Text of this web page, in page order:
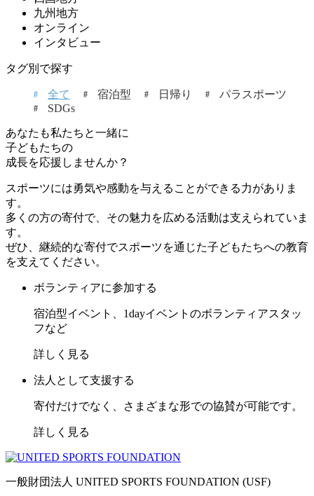
九州地方
オンライン
インタビュー
タグ別で探す
全て 宿泊型 日帰り
パラスポーツ
SDGs
あなたも私たちと一緒に
子どもたちの
成長を応援しませんか？
スポーツには勇気や感動を与えることができる力がありま
す。
多くの方の寄付で、その魅力を広める活動は支えられていま
す。
ぜひ、継続的な寄付でスポーツを通じた子どもたちへの教育
を支えてください。
ボランティアに参加する
宿泊型イベント、1dayイベントのボランティアスタッ
フなど
詳しく見る
法人として支援する
寄付だけでなく、さまざまな形での協賛が可能です。
詳しく見る
一般財団法人 UNITED SPORTS FOUNDATION (USF)